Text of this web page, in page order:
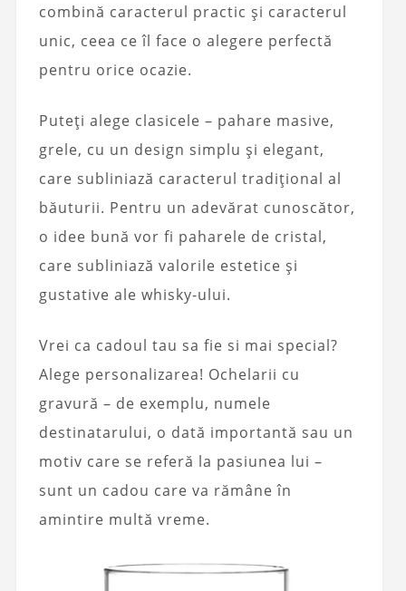
combină caracterul practic și caracterul
unic, ceea ce îl face o alegere perfectă
pentru orice ocazie.
Puteți alege clasicele – pahare masive,
grele, cu un design simplu și elegant,
care subliniază caracterul tradițional al
băuturii. Pentru un adevărat cunoscător,
o idee bună vor fi paharele de cristal,
care subliniază valorile estetice și
gustative ale whisky-ului.
Vrei ca cadoul tau sa fie si mai special?
Alege personalizarea! Ochelarii cu
gravură – de exemplu, numele
destinatarului, o dată importantă sau un
motiv care se referă la pasiunea lui –
sunt un cadou care va rămâne în
amintire multă vreme.